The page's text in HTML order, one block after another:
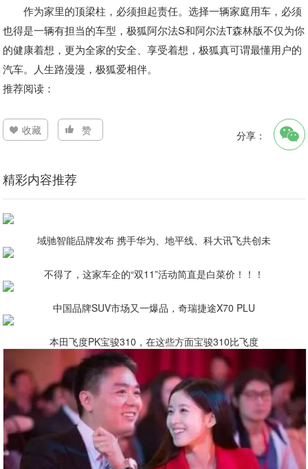
作为家里的顶梁柱，必须担起责任。选择一辆家庭用车，必须
也得是一辆有担当的车型，极狐阿尔法S和阿尔法T森林版不仅为你
的健康着想，更为全家的安全、享受着想，极狐真可谓最懂用户的
汽车。人生路漫漫，极狐爱相伴。
推荐阅读：
收藏 赞 分享：
精彩内容推荐
域驰智能品牌发布 携手华为、地平线、科大讯飞共创未
不得了，这家车企的“双11”活动简直是白菜价！！！
中国品牌SUV市场又一爆品，奇瑞捷途X70 PLU
本田飞度PK宝骏310，在这些方面宝骏310比飞度